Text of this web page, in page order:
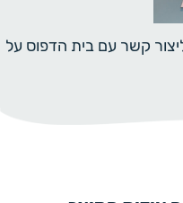
קשר עם בית הדפוס על